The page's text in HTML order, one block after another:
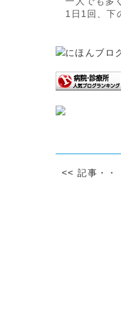
1日1回、下
<< 記事・・